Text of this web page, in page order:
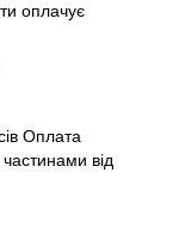
оплачує
Оплата
від